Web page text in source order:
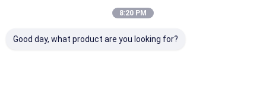
8:20 PM
Good day, what product are you looking for?